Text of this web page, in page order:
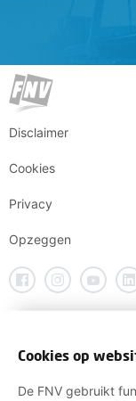
Disclaimer
Cookies
Privacy
Opzeggen
Cookies op
De FNV gebruikt